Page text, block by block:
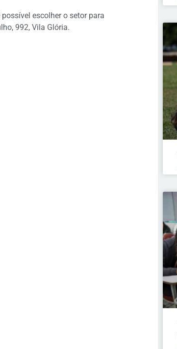
escolher o setor para
992, Vila Glória.